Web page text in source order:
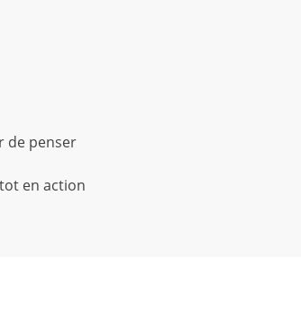
de penser
en action